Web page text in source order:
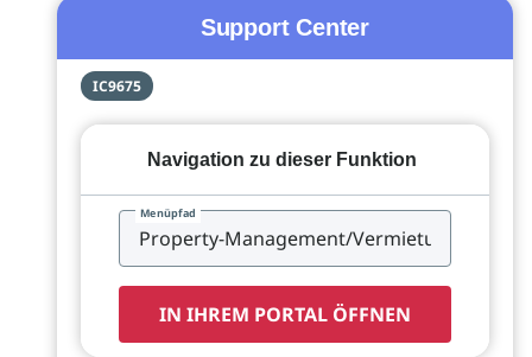
Support Center
IC9675
Navigation zu dieser Funktion
Menüpfad
IN IHREM PORTAL ÖFFNEN